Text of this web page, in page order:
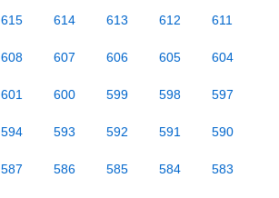
615 614 613 612 611
608 607 606 605 604
601 600 599 598 597
594 593 592 591 590
587 586 585 584 583